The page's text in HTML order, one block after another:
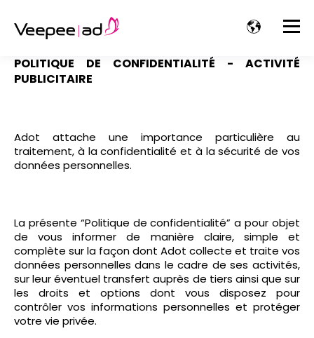
POLITIQUE DE CONFIDENTIALITÉ - ACTIVITÉ
PUBLICITAIRE
Adot attache une importance particulière au
traitement, à la confidentialité et à la sécurité de vos
données personnelles.
La présente “Politique de confidentialité” a pour objet
de vous informer de manière claire, simple et
complète sur la façon dont Adot collecte et traite vos
données personnelles dans le cadre de ses activités,
sur leur éventuel transfert auprès de tiers ainsi que sur
les droits et options dont vous disposez pour
contrôler vos informations personnelles et protéger
votre vie privée.